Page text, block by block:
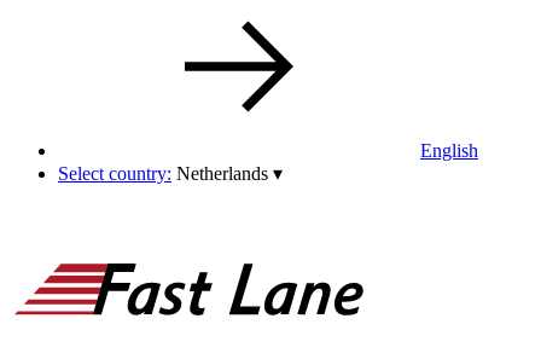
English
Select country: Netherlands ▾